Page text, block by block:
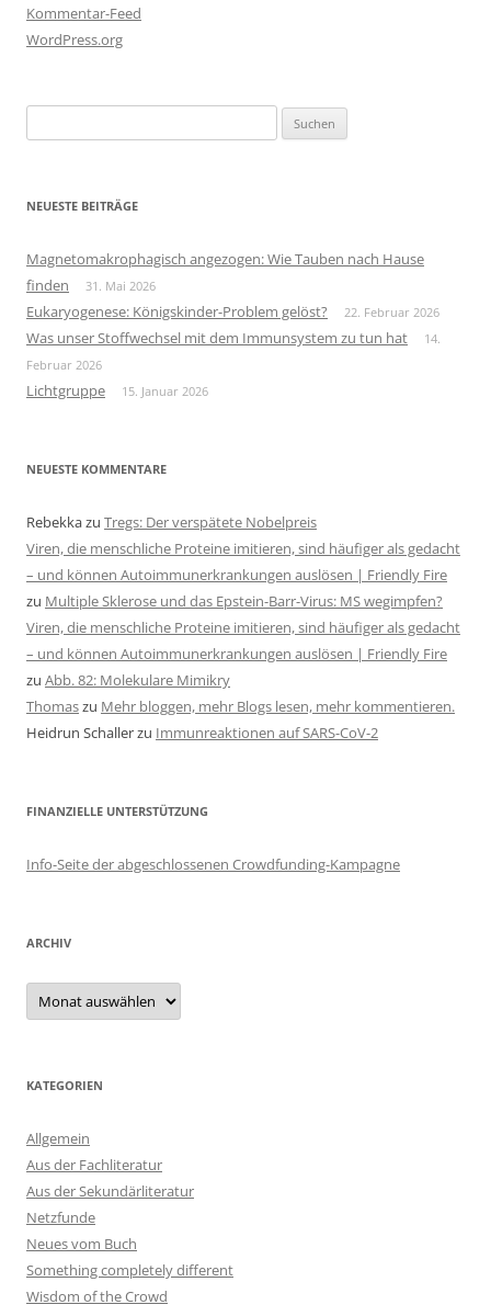
Kommentar-Feed
WordPress.org
nach:
NEUESTE BEITRÄGE
Magnetomakrophagisch angezogen: Wie Tauben nach Hause
finden
31. Mai 2026
Eukaryogenese: Königskinder-Problem gelöst? 22. Februar 2026
Was unser Stoffwechsel mit dem Immunsystem zu tun hat
14.
Februar 2026
Lichtgruppe 15. Januar 2026
NEUESTE KOMMENTARE
Rebekkazu Tregs: Der verspätete Nobelpreis
Viren, die menschliche Proteine imitieren, sind häufiger als gedacht
– und können Autoimmunerkrankungen auslösen | Friendly Fire
zu Multiple Sklerose und das Epstein-Barr-Virus: MS wegimpfen?
Viren, die menschliche Proteine imitieren, sind häufiger als gedacht
– und können Autoimmunerkrankungen auslösen | Friendly Fire
zu Abb. 82: Molekulare Mimikry
Thomaszu Mehr bloggen, mehr Blogs lesen, mehr kommentieren.
Heidrun Schallerzu Immunreaktionen auf SARS-CoV-2
FINANZIELLE UNTERSTÜTZUNG
Info-Seite der abgeschlossenen Crowdfunding-Kampagne
ARCHIV
Archiv
KATEGORIEN
Allgemein
Aus der Fachliteratur
Aus der Sekundärliteratur
Netzfunde
Neues vom Buch
Something completely different
Wisdom of the Crowd